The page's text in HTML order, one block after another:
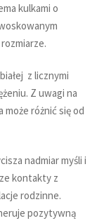
kulkami o
z licznymi
Z uwagi na
różnić się od
nadmiar myśli i
kontakty z
rodzinne.
pozytywną